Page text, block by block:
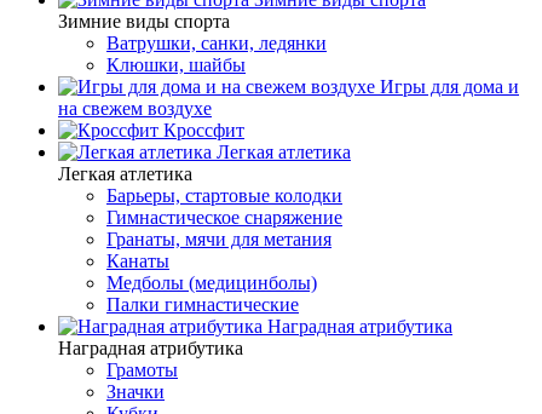
Зимние виды спорта
Ватрушки, санки, ледянки
Клюшки, шайбы
Игры для дома и
на свежем воздухе
Кроссфит
Легкая атлетика
Легкая атлетика
Барьеры, стартовые колодки
Гимнастическое снаряжение
Гранаты, мячи для метания
Канаты
Медболы (медицинболы)
Палки гимнастические
Наградная атрибутика
Наградная атрибутика
Грамоты
Значки